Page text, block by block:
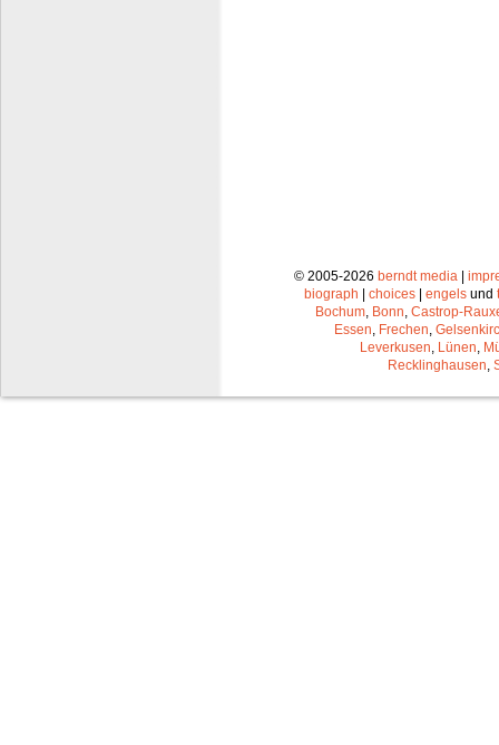
© 2005-2026 berndt media |
biograph | choices | engels und
Bochum Bonn Castrop-
Essen Frechen
Leverkusen Lünen
Recklinghausen